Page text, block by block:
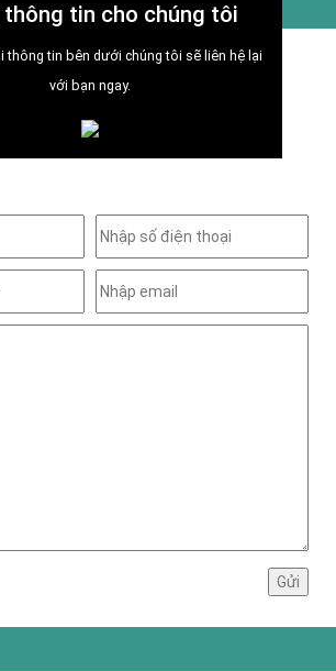
tin cho chúng tôi
thông tin bên dưới chúng tôi sẽ liên hệ lại
với bạn ngay.